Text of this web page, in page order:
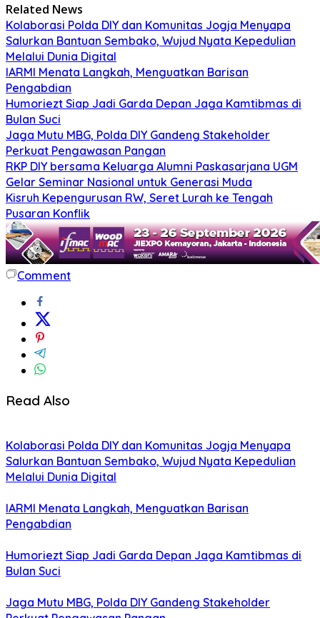
Related News
Kolaborasi Polda DIY dan Komunitas Jogja Menyapa
Salurkan Bantuan Sembako, Wujud Nyata Kepedulian
Melalui Dunia Digital
IARMI Menata Langkah, Menguatkan Barisan
Pengabdian
Humoriezt Siap Jadi Garda Depan Jaga Kamtibmas di
Bulan Suci
Jaga Mutu MBG, Polda DIY Gandeng Stakeholder
Perkuat Pengawasan Pangan
RKP DIY bersama Keluarga Alumni Paskasarjana UGM
Gelar Seminar Nasional untuk Generasi Muda
Kisruh Kepengurusan RW, Seret Lurah ke Tengah
Pusaran Konflik
Comment
Read Also
Kolaborasi Polda DIY dan Komunitas Jogja Menyapa
Salurkan Bantuan Sembako, Wujud Nyata Kepedulian
Melalui Dunia Digital
IARMI Menata Langkah, Menguatkan Barisan
Pengabdian
Humoriezt Siap Jadi Garda Depan Jaga Kamtibmas di
Bulan Suci
Jaga Mutu MBG, Polda DIY Gandeng Stakeholder